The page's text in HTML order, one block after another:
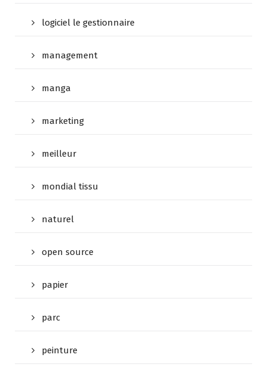
logiciel le gestionnaire
management
manga
marketing
meilleur
mondial tissu
naturel
open source
papier
parc
peinture